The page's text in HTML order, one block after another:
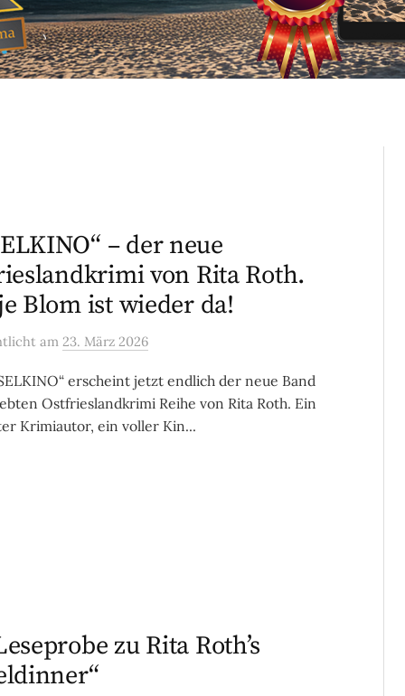
– der neue
von Rita Roth.
Blom ist wieder da!
am 23. März 2026
erscheint jetzt endlich der neue Band
Ostfrieslandkrimi Reihe von Rita Roth. Ein
Krimiautor, ein voller Kin...
zu Rita Roth’s